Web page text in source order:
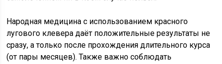
Народная медицина с использованием красного
лугового клевера даёт положительные результаты не
сразу, а только после прохождения длительного курса
(от пары месяцев). Также важно соблюдать